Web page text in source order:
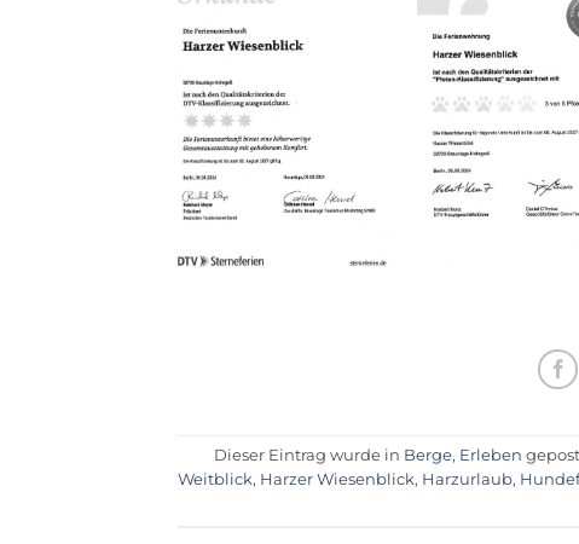
Dieser Eintrag wurde in Berge, Erleben
Weitblick, Harzer Wiesenblick, Harzurlaub,